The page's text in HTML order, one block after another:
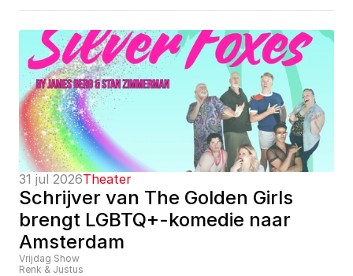
31 jul 2026Theater
Schrijver van The Golden Girls
brengt LGBTQ+-komedie naar
Amsterdam
Vrijdag Show
Renk & Justus